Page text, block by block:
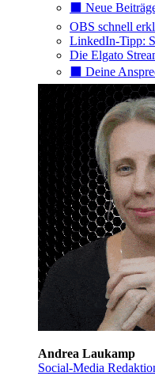
⬛️ Neue
OBS schnell
LinkedIn-Tipp:
Die Elgato
⬛️ Deine
Andrea Laukamp
Social-Media